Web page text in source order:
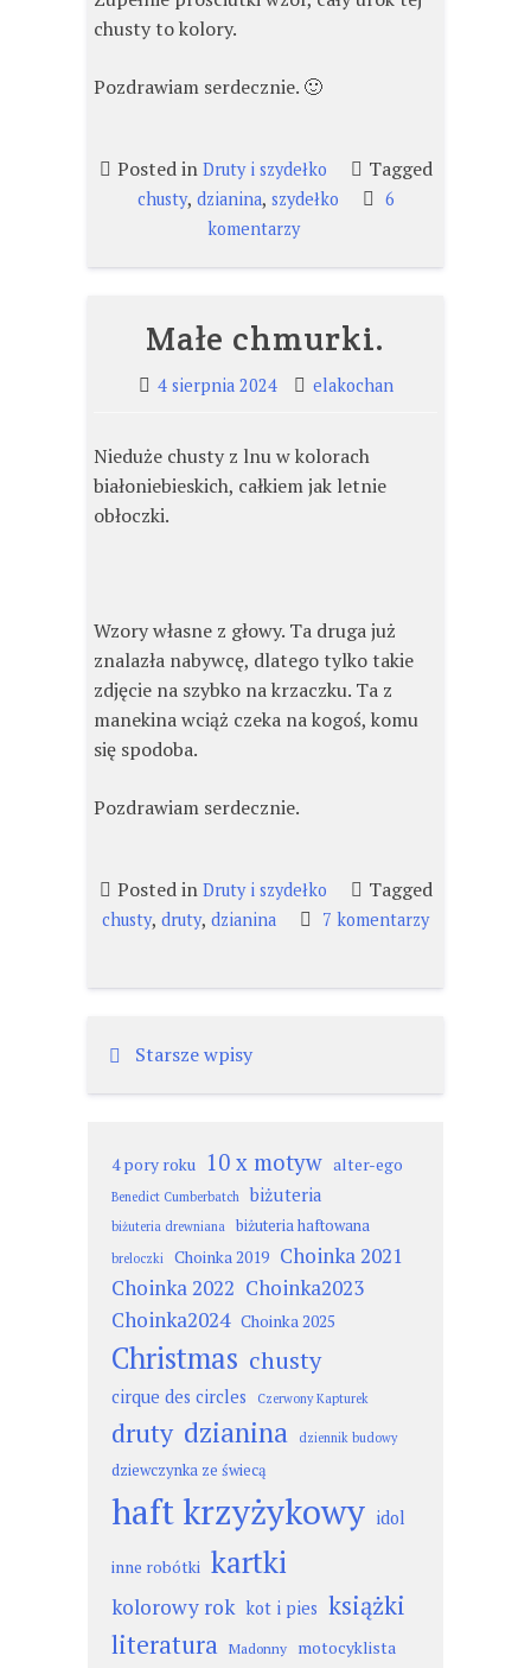
chusty to kolory.
Pozdrawiam serdecznie. 🙂
Posted in Druty i szydełko Tagged
chusty, dzianina, szydełko
6
komentarzydo
Małe chmurki.
4 sierpnia 2024 elakochan
Nieduże chusty z lnu w kolorach
białoniebieskich, całkiem jak letnie
obłoczki.
Wzory własne z głowy. Ta druga już
znalazła nabywcę, dlatego tylko takie
zdjęcie na szybko na krzaczku. Ta z
manekina wciąż czeka na kogoś, komu
się spodoba.
Pozdrawiam serdecznie.
Posted in Druty i szydełko Tagged
chusty, druty, dzianina
7 komentarzy
Nawigacja
po
Starsze wpisy
4 pory roku 10 x motyw alter-ego
Benedict Cumberbatch biżuteria
biżuteria drewniana biżuteria haftowana
breloczki Choinka 2019 Choinka 2021
Choinka 2022 Choinka2023
Choinka2024 Choinka 2025
Christmas chusty
cirque des circles Czerwony Kapturek
druty dzianina dziennik budowy
dziewczynka ze świecą
haft krzyżykowy idol
inne robótki kartki
kolorowy rok kot i pies książki
literatura Madonny motocyklista